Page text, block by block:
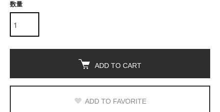
数量
ADD TO CART
ADD TO FAVORITE